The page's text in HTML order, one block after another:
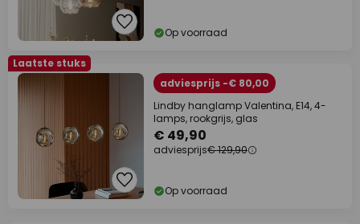
Op voorraad
Laatste stuks
adviesprijs -€ 80,00
Lindby hanglamp Valentina, E14, 4-
lamps, rookgrijs, glas
€ 49,90
adviesprijs€ 129,90
Op voorraad